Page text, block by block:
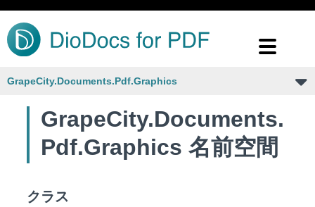
GrapeCity.Documents.Pdf.Graphics
GrapeCity.Documents.
Pdf.Graphics 名前空間
クラス